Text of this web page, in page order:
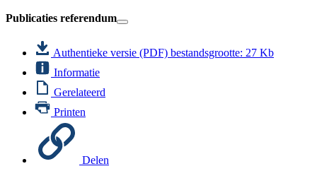
Publicaties referendum
Authentieke versie (PDF) bestandsgrootte: 27 Kb
Informatie
Gerelateerd
Printen
Delen